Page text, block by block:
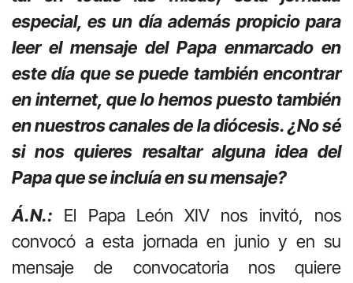
especial, es un día además propicio para
leer el mensaje del Papa enmarcado en
este día que se puede también encontrar
en internet, que lo hemos puesto también
en nuestros canales de la diócesis. ¿No sé
si nos quieres resaltar alguna idea del
Papa que se incluía en su mensaje?
Á.N.: El Papa León XIV nos invitó, nos
convocó a esta jornada en junio y en su
mensaje de convocatoria nos quiere